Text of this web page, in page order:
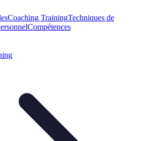
Coaching TrainingTechniques de
Compétences